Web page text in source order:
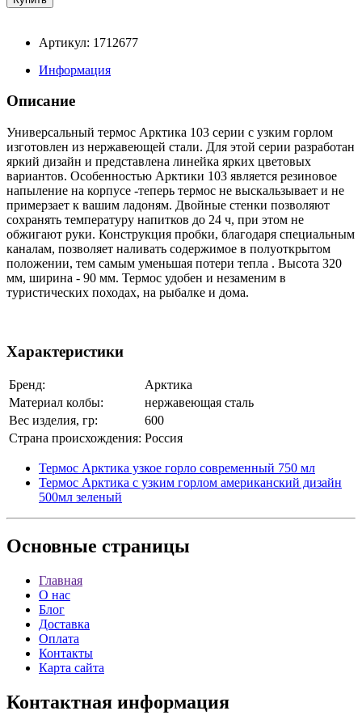
Артикул: 1712677
Информация
Описание
Универсальный термос Арктика 103 серии с узким горлом
изготовлен из нержавеющей стали. Для этой серии разработан
яркий дизайн и представлена линейка ярких цветовых
вариантов. Особенностью Арктики 103 является резиновое
напыление на корпусе -теперь термос не выскальзывает и не
примерзает к вашим ладоням. Двойные стенки позволяют
сохранять температуру напитков до 24 ч, при этом не
обжигают руки. Конструкция пробки, благодаря специальным
каналам, позволяет наливать содержимое в полуоткрытом
положении, тем самым уменьшая потери тепла . Высота 320
мм, ширина - 90 мм. Термос удобен и незаменим в
туристических походах, на рыбалке и дома.
Характеристики
Бренд:
Арктика
Материал колбы:
нержавеющая сталь
Вес изделия, гр:
600
Страна происхождения: Россия
Термос Арктика узкое горло современный 750 мл
Термос Арктика с узким горлом американский дизайн
500мл зеленый
Основные страницы
Главная
О нас
Блог
Доставка
Оплата
Контакты
Карта сайта
Контактная информация